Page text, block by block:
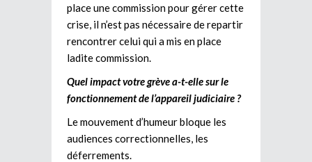
place une commission pour gérer cette
crise, il n’est pas nécessaire de repartir
rencontrer celui qui a mis en place
ladite commission.
Quel impact votre grève a-t-elle sur le
fonctionnement de l’appareil judiciaire ?
Le mouvement d’humeur bloque les
audiences correctionnelles, les
déferrements.